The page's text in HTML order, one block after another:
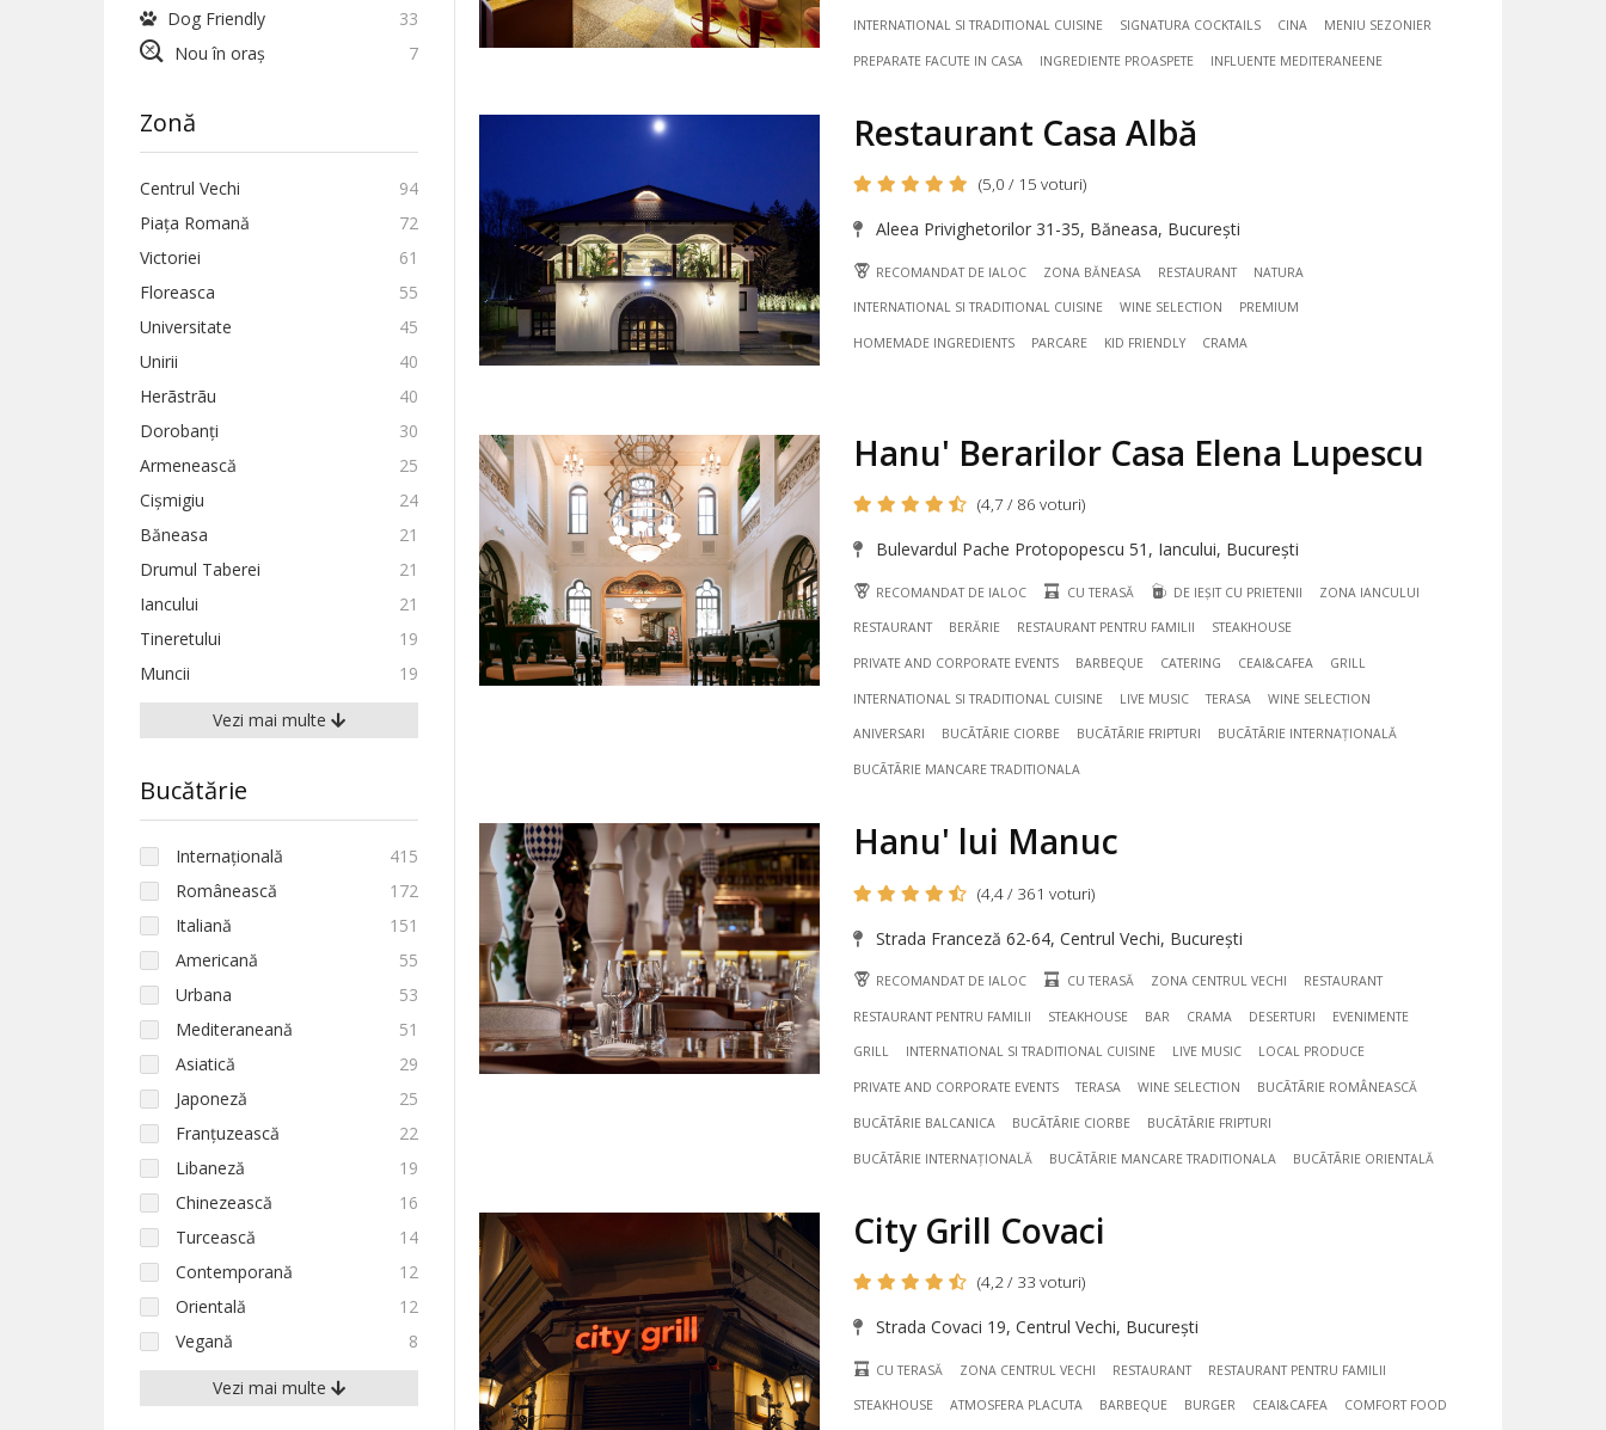
INTERNATIONAL SI TRADITIONAL CUISINE SIGNATURA COCKTAILS CINA MENIU SEZONIER
PREPARATE FACUTE IN CASA INGREDIENTE PROASPETE INFLUENTE MEDITERANEENE
Restaurant Casa Albă
(5,0 / 15 voturi)
Aleea Privighetorilor 31-35, Băneasa, București
RECOMANDAT DE IALOC ZONA BĂNEASA RESTAURANT NATURA
INTERNATIONAL SI TRADITIONAL CUISINE WINE SELECTION PREMIUM
HOMEMADE INGREDIENTS PARCARE KID FRIENDLY CRAMA
Hanu' Berarilor Casa Elena Lupescu
(4,7 / 86 voturi)
Bulevardul Pache Protopopescu 51, Iancului, București
RECOMANDAT DE IALOC CU TERASĂ DE IEȘIT CU PRIETENII ZONA IANCULUI
RESTAURANT BERĂRIE RESTAURANT PENTRU FAMILII STEAKHOUSE
PRIVATE AND CORPORATE EVENTS BARBEQUE CATERING CEAI&CAFEA GRILL
INTERNATIONAL SI TRADITIONAL CUISINE LIVE MUSIC TERASA WINE SELECTION
ANIVERSARI BUCÃTÃRIE CIORBE BUCÃTÃRIE FRIPTURI BUCÃTÃRIE INTERNAȚIONALĂ
BUCÃTÃRIE MANCARE TRADITIONALA
Hanu' lui Manuc
(4,4 / 361 voturi)
Strada Franceză 62-64, Centrul Vechi, București
RECOMANDAT DE IALOC CU TERASĂ ZONA CENTRUL VECHI RESTAURANT
RESTAURANT PENTRU FAMILII STEAKHOUSE BAR CRAMA DESERTURI EVENIMENTE
GRILL INTERNATIONAL SI TRADITIONAL CUISINE LIVE MUSIC LOCAL PRODUCE
PRIVATE AND CORPORATE EVENTS TERASA WINE SELECTION BUCÃTÃRIE ROMÂNEASCĂ
BUCÃTÃRIE BALCANICA BUCÃTÃRIE CIORBE BUCÃTÃRIE FRIPTURI
BUCÃTÃRIE INTERNAȚIONALĂ BUCÃTÃRIE MANCARE TRADITIONALA BUCÃTÃRIE ORIENTALĂ
City Grill Covaci
(4,2 / 33 voturi)
Strada Covaci 19, Centrul Vechi, București
CU TERASĂ ZONA CENTRUL VECHI RESTAURANT RESTAURANT PENTRU FAMILII
STEAKHOUSE ATMOSFERA PLACUTA BARBEQUE BURGER CEAI&CAFEA COMFORT FOOD
Dog Friendly
33
Nou în oraș
7
Zonă
Centrul Vechi
94
Piața Romană
72
Victoriei
61
Floreasca
55
Universitate
45
Unirii
40
Herãstrãu
40
Dorobanți
30
Armenească
25
Cișmigiu
24
Băneasa
21
Drumul Taberei
21
Iancului
21
Tineretului
19
Muncii
19
Vezi mai multe
Bucătărie
Internațională
415
Românească
172
Italiană
151
Americană
55
Urbana
53
Mediteraneană
51
Asiatică
29
Japoneză
25
Franțuzească
22
Libaneză
19
Chinezească
16
Turcească
14
Contemporană
12
Orientală
12
Vegană
8
Vezi mai multe